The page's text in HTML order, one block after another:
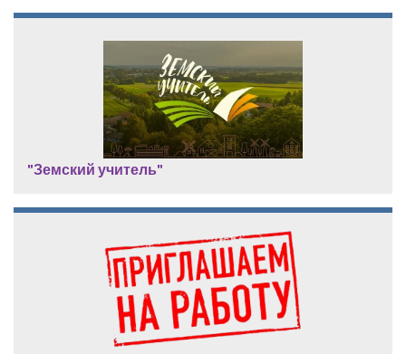
"Земский учитель"